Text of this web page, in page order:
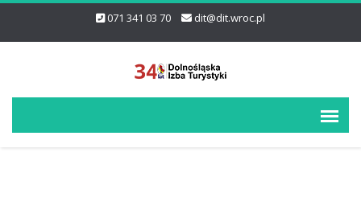
071 341 03 70 dit@dit.wroc.pl